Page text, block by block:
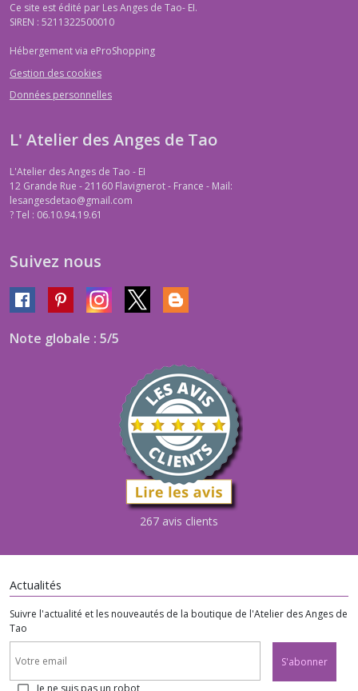
Ce site est édité par Les Anges de Tao- EI.
SIREN : 5211322500010
Hébergement via eProShopping
Gestion des cookies
Données personnelles
L' Atelier des Anges de Tao
L'Atelier des Anges de Tao - EI
12 Grande Rue - 21160 Flavignerot - France - Mail:
lesangesdetao@gmail.com
?Tel : 06.10.94.19.61
Suivez nous
Note globale : 5/5
267 avis clients
Actualités
Suivre l'actualité et les nouveautés de la boutique de l'Atelier des Anges de
Tao
S'abonner